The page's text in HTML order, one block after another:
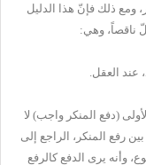
ومع ذلك فإنّ هذا الدليل
ناقصاً، وهي:
عند العقل.
(دفع المنكر واجب) لا
رفع المنكر، الراجع إلى
وأنه يرى الدفع كالرفع